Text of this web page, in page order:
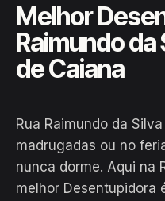
Melhor
Raimundo
de Caiana
Rua Raimundo da
madrugadas ou no
nunca dorme. Aqui na
melhor Desentupidora